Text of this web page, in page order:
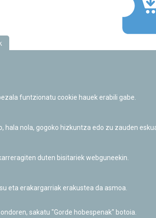
funtzionatu cookie hauek erabili gabe.
nola, gogoko hizkuntza edo zu zauden
duten bisitariek webguneekin.
eta erakargarriak erakustea da asmoa.
sakatu "Gorde hobespenak" botoia.